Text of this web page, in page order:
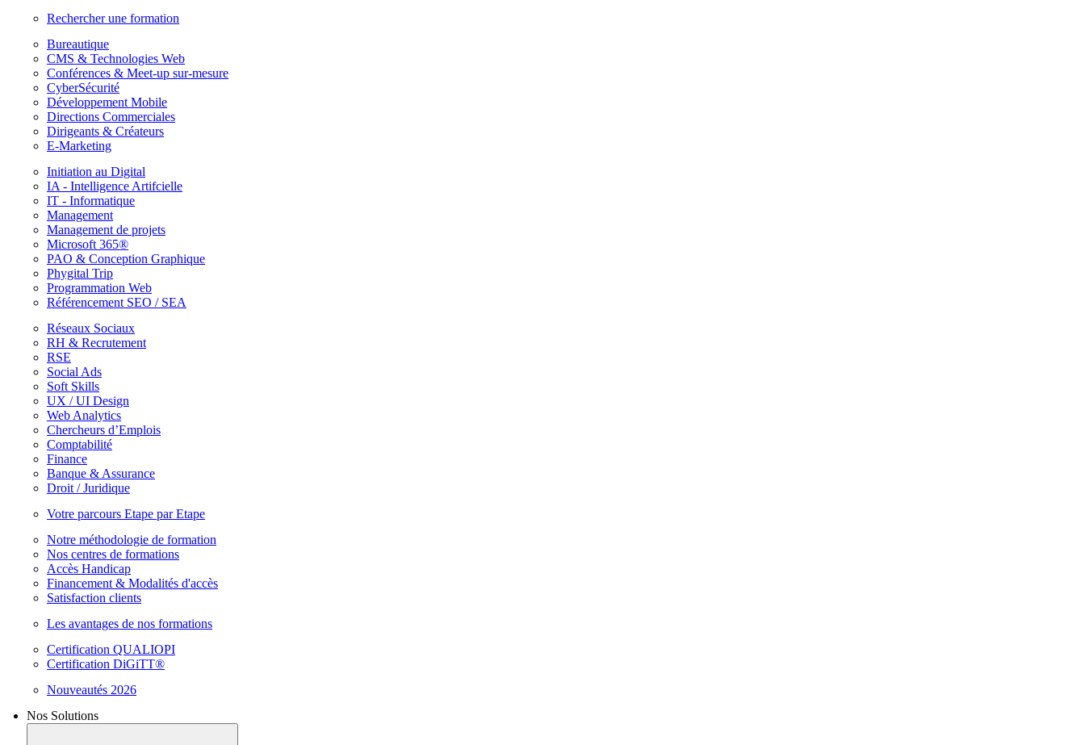
Rechercher une formation
Bureautique
CMS & Technologies Web
Conférences & Meet-up sur-mesure
CyberSécurité
Développement Mobile
Directions Commerciales
Dirigeants & Créateurs
E-Marketing
Initiation au Digital
IA - Intelligence Artifcielle
IT - Informatique
Management
Management de projets
Microsoft 365®
PAO & Conception Graphique
Phygital Trip
Programmation Web
Référencement SEO / SEA
Réseaux Sociaux
RH & Recrutement
RSE
Social Ads
Soft Skills
UX / UI Design
Web Analytics
Chercheurs d’Emplois
Comptabilité
Finance
Banque & Assurance
Droit / Juridique
Votre parcours Etape par Etape
Notre méthodologie de formation
Nos centres de formations
Accès Handicap
Financement & Modalités d'accès
Satisfaction clients
Les avantages de nos formations
Certification QUALIOPI
Certification DiGiTT®
Nouveautés 2026
Nos Solutions